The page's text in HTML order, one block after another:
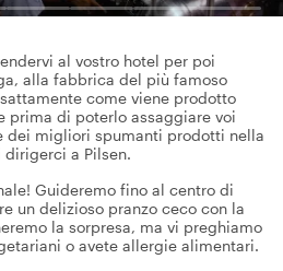
al vostro hotel per poi
alla fabbrica del più famoso
come viene prodotto
prima di poterlo assaggiare voi
dei migliori spumanti prodotti nella
a Pilsen.
Guideremo fino al centro di
un delizioso pranzo ceco con la
la sorpresa, ma vi preghiamo
o avete allergie alimentari.